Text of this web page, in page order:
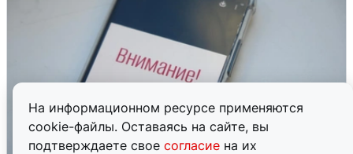
На информационном ресурсе применяются
cookie-файлы. Оставаясь на сайте, вы
подтверждаете свое согласие на их